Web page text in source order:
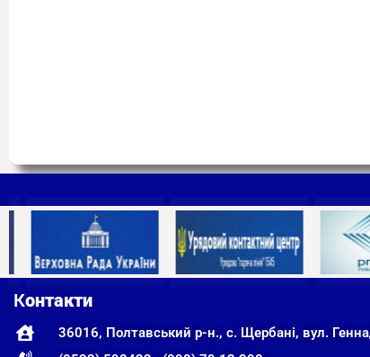
Контакти
36016, Полтавський р-н., с. Щербані, вул.